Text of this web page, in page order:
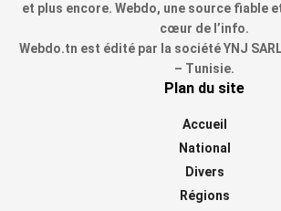
et plus encore. Webdo, une source fiable
cœur de l’info.
Webdo.tn est édité par la société YNJ SARL
– Tunisie.
Plan du site
Accueil
National
Divers
Régions